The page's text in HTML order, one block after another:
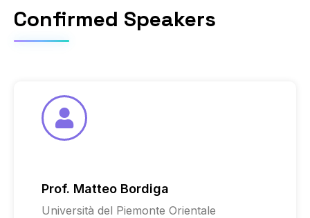
Confirmed Speakers
Prof. Matteo Bordiga
Università del Piemonte Orientale